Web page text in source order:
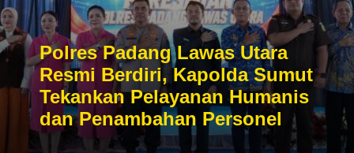
Polres Padang Lawas Utara
Resmi Berdiri, Kapolda Sumut
Tekankan Pelayanan Humanis
dan Penambahan Personel